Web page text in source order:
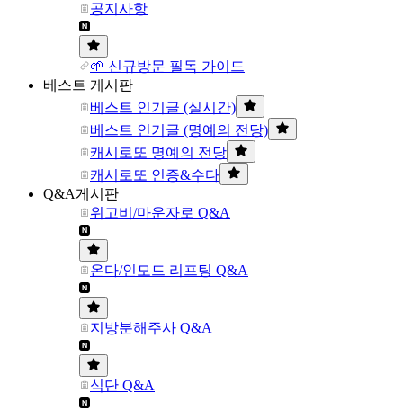
공지사항
🌱 신규방문 필독 가이드
베스트 게시판
베스트 인기글 (실시간)
베스트 인기글 (명예의 전당)
캐시로또 명예의 전당
캐시로또 인증&수다
Q&A게시판
위고비/마운자로 Q&A
온다/인모드 리프팅 Q&A
지방분해주사 Q&A
식단 Q&A